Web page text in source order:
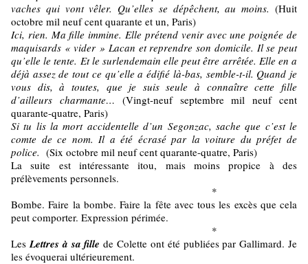
vaches qui vont vêler. Qu’elles se dépêchent, au moins. (Huit
octobre mil neuf cent quarante et un, Paris)
Ici, rien. Ma fille immine. Elle prétend venir avec une poignée de
maquisards « vider » Lacan et reprendre son domicile. Il se peut
qu’elle le tente. Et le surlendemain elle peut être arrêtée. Elle en a
déjà assez de tout ce qu’elle a édifié là-bas, semble-t-il. Quand je
vous dis, à toutes, que je suis seule à connaître cette fille
d’ailleurs charmante… (Vingt-neuf septembre mil neuf cent
quarante-quatre, Paris)
Si tu lis la mort accidentelle d’un Segonzac, sache que c’est le
comte de ce nom. Il a été écrasé par la voiture du préfet de
police. (Six octobre mil neuf cent quarante-quatre, Paris)
La suite est intéressante itou, mais moins propice à des
prélèvements personnels.
*
Bombe. Faire la bombe. Faire la fête avec tous les excès que cela
peut comporter. Expression périmée.
*
LesLettres à sa fille de Colette ont été publiées par Gallimard. Je
les évoquerai ultérieurement.